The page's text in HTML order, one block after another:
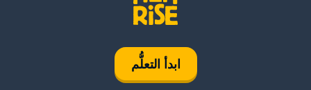
ابدأ التعلُّم